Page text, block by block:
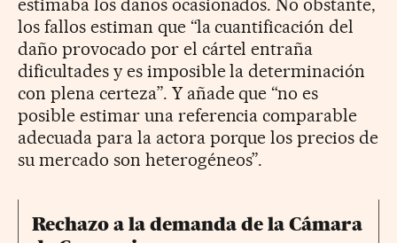
estimaba los daños ocasionados. No obstante,
los fallos estiman que “la cuantificación del
daño provocado por el cártel entraña
dificultades y es imposible la determinación
con plena certeza”. Y añade que “no es
posible estimar una referencia comparable
adecuada para la actora porque los precios de
su mercado son heterogéneos”.
Rechazo a la demanda de la Cámara